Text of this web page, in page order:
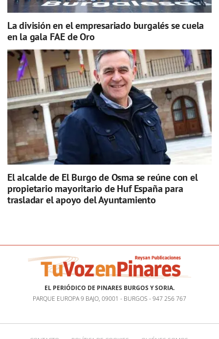
La división en el empresariado burgalés se cuela
en la gala FAE de Oro
El alcalde de El Burgo de Osma se reúne con el
propietario mayoritario de Huf España para
trasladar el apoyo del Ayuntamiento
EL PERIÓDICO DE PINARES BURGOS Y SORIA.
PARQUE EUROPA 9 BAJO, 09001 - BURGOS - 947 256 767